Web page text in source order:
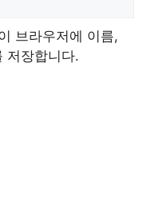
브라우저에 이름,
저장합니다.